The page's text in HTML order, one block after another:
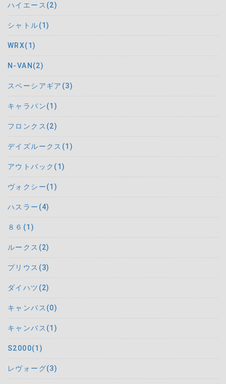
ハイエース(2)
シャトル(1)
WRX(1)
N-VAN(2)
スペーシアギア(3)
キャラバン(1)
フロンクス(2)
デイズルークス(1)
アウトバック(1)
ヴォクシー(1)
ハスラー(4)
８６(1)
ルークス(2)
プリウス(3)
ダイハツ(2)
キャンパス(0)
キャンバス(1)
S2000(1)
レヴォーグ(3)